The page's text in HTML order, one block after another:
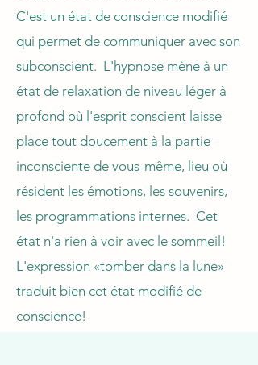
C'est un état de conscience modifié
qui permet de communiquer avec son
subconscient. L'hypnose mène à un
état de relaxation de niveau léger à
profond où l'esprit conscient laisse
place tout doucement à la partie
inconsciente de vous-même, lieu où
résident les émotions, les souvenirs,
les programmations internes. Cet
état n'a rien à voir avec le sommeil!
L'expression «tomber dans la lune»
traduit bien cet état modifié de
conscience!